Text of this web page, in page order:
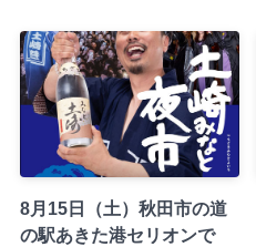
8月15日（土）秋田市の道
の駅あきた港セリオンで